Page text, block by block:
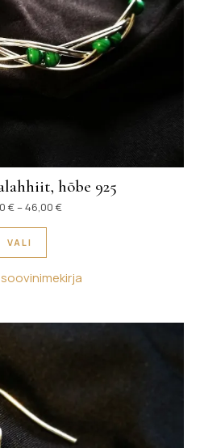
hõbe 925
€–46,00 €Hinnavahemik: 42,00 €
VALI
Sellel tootel on mitu